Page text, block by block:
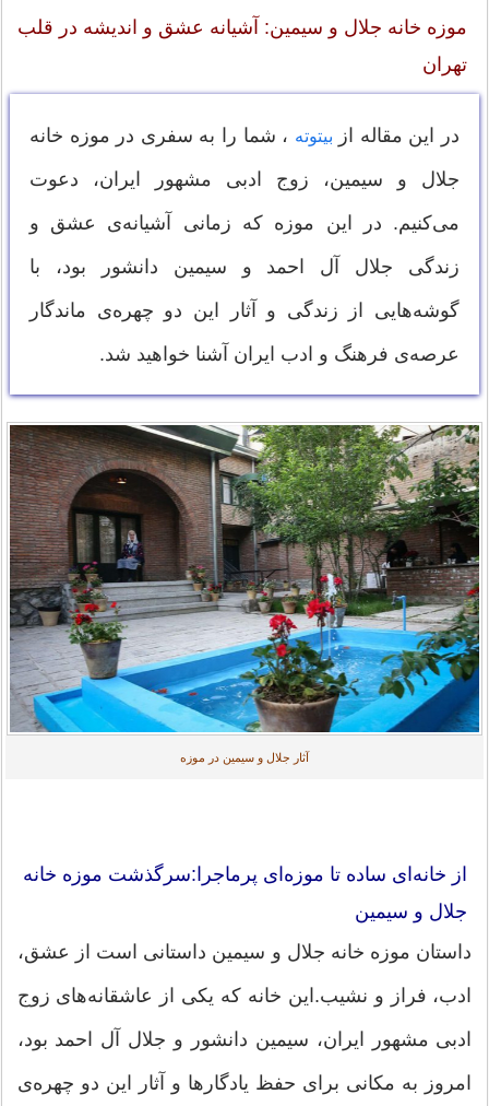
موزه خانه جلال و سیمین: آشیانه عشق و اندیشه در قلب
تهران
در این مقاله از بیتوته ، شما را به سفری در موزه خانه
جلال و سیمین، زوج ادبی مشهور ایران، دعوت
می‌کنیم. در این موزه که زمانی آشیانه‌ی عشق و
زندگی جلال آل احمد و سیمین دانشور بود، با
گوشه‌هایی از زندگی و آثار این دو چهره‌ی ماندگار
عرصه‌ی فرهنگ و ادب ایران آشنا خواهید شد.
آثار جلال و سیمین در موزه
از خانه‌ای ساده تا موزه‌ای پرماجرا:سرگذشت موزه خانه
جلال و سیمین
داستان موزه خانه جلال و سیمین داستانی است از عشق،
ادب، فراز و نشیب.این خانه که یکی از عاشقانه‌های زوج
ادبی مشهور ایران، سیمین دانشور و جلال آل احمد بود،
امروز به مکانی برای حفظ یادگارها و آثار این دو چهره‌ی